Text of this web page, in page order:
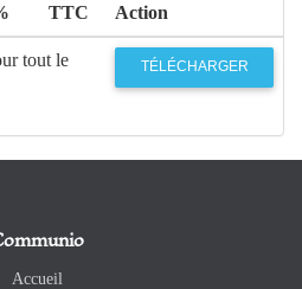
TTC
Action
tout le
TÉLÉCHARGER
Accueil